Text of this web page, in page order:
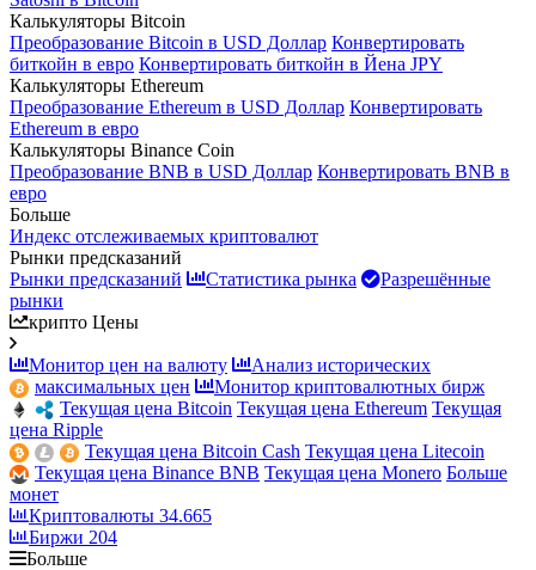
Калькуляторы Bitcoin
Преобразование Bitcoin в USD Доллар Конвертировать
биткойн в евро Конвертировать биткойн в Йена JPY
Калькуляторы Ethereum
Преобразование Ethereum в USD Доллар Конвертировать
Ethereum в евро
Калькуляторы Binance Coin
Преобразование BNB в USD Доллар Конвертировать BNB в
евро
Больше
Индекс отслеживаемых криптовалют
Рынки предсказаний
Рынки предсказаний
Статистика рынка
Разрешённые
рынки
крипто Цены
Монитор цен на валюту
Анализ исторических
максимальных цен
Монитор криптовалютных бирж
Текущая цена Bitcoin Текущая цена Ethereum Текущая
цена Ripple
Текущая цена Bitcoin Cash Текущая цена Litecoin
Текущая цена Binance BNB Текущая цена Monero Больше
монет
Криптовалюты 34.665
Биржи 204
Больше